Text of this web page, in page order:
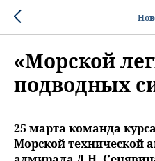
«Морской
подводных
25 марта команда
Морской технической